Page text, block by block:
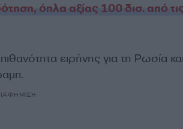
όπλα αξίας 100 δισ. από
ειρήνης για τη Ρωσία